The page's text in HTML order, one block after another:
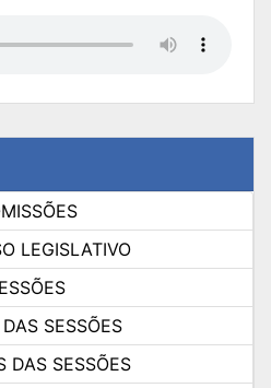
LEGISLATIVO
SESSÕES
DAS SESSÕES